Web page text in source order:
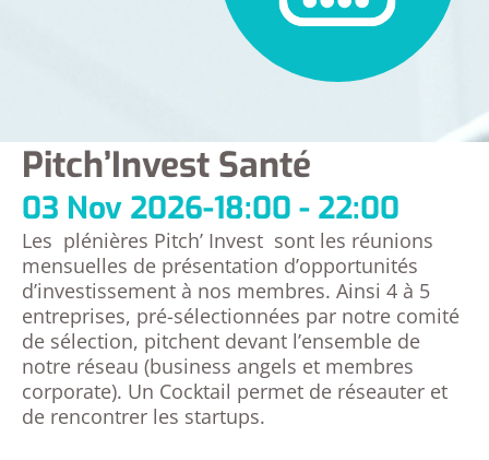
Pitch’Invest Santé
03 Nov 2026-18:00 - 22:00
Les plénières Pitch’ Invest sont les réunions
mensuelles de présentation d’opportunités
d’investissement à nos membres. Ainsi 4 à 5
entreprises, pré-sélectionnées par notre comité
de sélection, pitchent devant l’ensemble de
notre réseau (business angels et membres
corporate). Un Cocktail permet de réseauter et
de rencontrer les startups.